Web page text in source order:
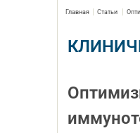
Главная Статьи